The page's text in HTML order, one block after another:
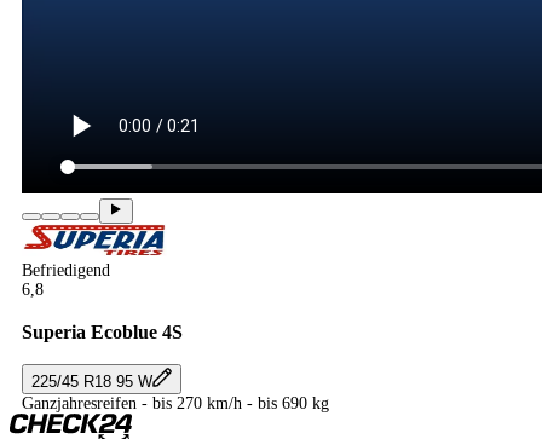
Befriedigend
6,8
Superia Ecoblue 4S
225/45 R18 95 W
Ganzjahresreifen - bis 270 km/h - bis 690 kg